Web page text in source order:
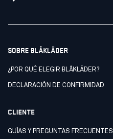
SOBRE BLÅKLÄDER
¿POR QUÉ ELEGIR BLÅKLÄDER?
DECLARACIÒN DE CONFIRMIDAD
CLIENTE
GUÍAS Y PREGUNTAS FRECUENTES